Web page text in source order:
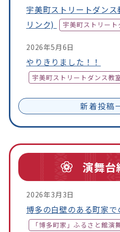
宇美町ストリートダン
リンク)
宇美町ストリー
2026年5月6日
やりきりました！！
宇美町ストリートダンス教
新着投稿
演舞台
2026年3月3日
博多の白壁のある町家で
「博多町家」ふるさと館演